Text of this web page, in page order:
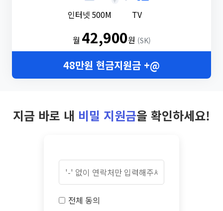
인터넷 500M TV
월 42,900원 (SK)
48만원 현금지원금 +@
지금 바로 내 비밀 지원금을 확인하세요!
전체 동의